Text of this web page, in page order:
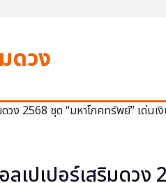
ดวง
เปเปอร์เสริมดวง